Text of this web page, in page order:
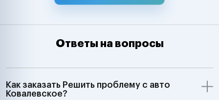
Ответы на вопросы
Как заказать Решить проблему с авто
Ковалевское?